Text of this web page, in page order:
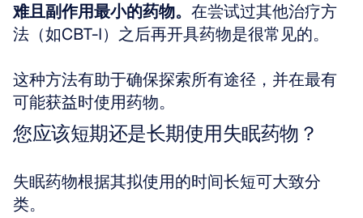
难且副作用最小的药物。 在尝试过其他治疗方
法（如CBT-I）之后再开具药物是很常见的。
这种方法有助于确保探索所有途径，并在最有
可能获益时使用药物。
您应该短期还是长期使用失眠药物？
失眠药物根据其拟使用的时间长短可大致分
类。